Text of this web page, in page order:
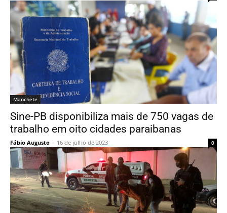
Manchete
Sine-PB disponibiliza mais de 750 vagas de
trabalho em oito cidades paraibanas
Fábio Augusto - 16 de julho de 2023 0